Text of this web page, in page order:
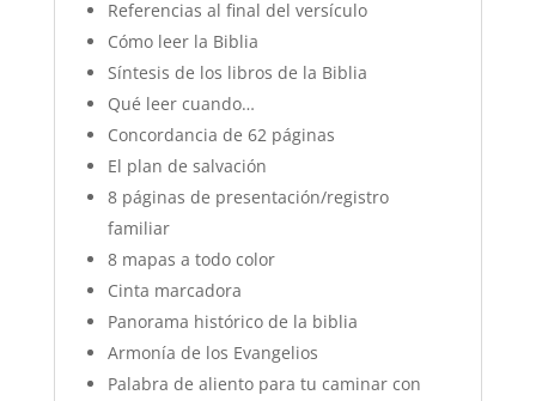
Referencias al final del versículo
Cómo leer la Biblia
Síntesis de los libros de la Biblia
Qué leer cuando…
Concordancia de 62 páginas
El plan de salvación
8 páginas de presentación/registro
familiar
8 mapas a todo color
Cinta marcadora
Panorama histórico de la biblia
Armonía de los Evangelios
Palabra de aliento para tu caminar con